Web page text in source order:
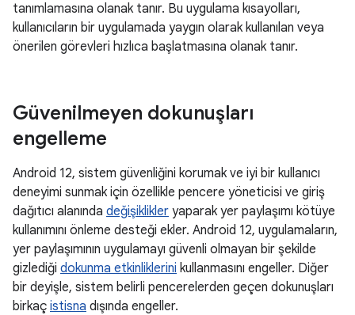
tanımlamasına olanak tanır. Bu uygulama kısayolları,
kullanıcıların bir uygulamada yaygın olarak kullanılan veya
önerilen görevleri hızlıca başlatmasına olanak tanır.
Güvenilmeyen dokunuşları
engelleme
Android 12, sistem güvenliğini korumak ve iyi bir kullanıcı
deneyimi sunmak için özellikle pencere yöneticisi ve giriş
dağıtıcı alanında değişiklikler yaparak yer paylaşımı kötüye
kullanımını önleme desteği ekler. Android 12, uygulamaların,
yer paylaşımının uygulamayı güvenli olmayan bir şekilde
gizlediği dokunma etkinliklerini kullanmasını engeller. Diğer
bir deyişle, sistem belirli pencerelerden geçen dokunuşları
birkaç istisna dışında engeller.